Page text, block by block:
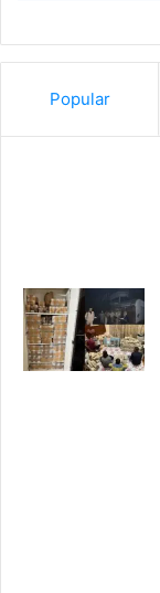
Popular